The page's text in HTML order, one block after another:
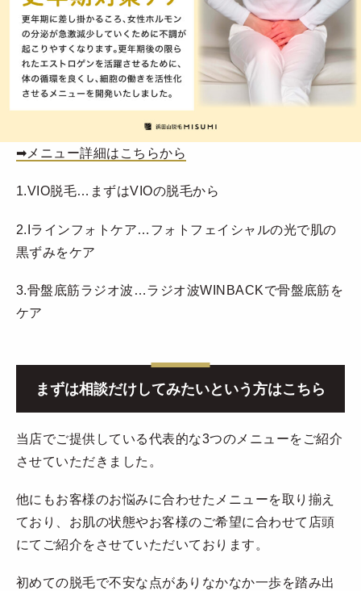
➡︎メニュー詳細はこちらから
1.VIO脱毛…まずはVIOの脱毛から
2.Iラインフォトケア…フォトフェイシャルの光で肌の
黒ずみをケア
3.骨盤底筋ラジオ波…ラジオ波WINBACKで骨盤底筋を
ケア
まずは相談だけしてみたいという方はこちら
当店でご提供している代表的な3つのメニューをご紹介
させていただきました。
他にもお客様のお悩みに合わせたメニューを取り揃え
ており、お肌の状態やお客様のご希望に合わせて店頭
にてご紹介をさせていただいております。
初めての脱毛で不安な点がありなかなか一歩を踏み出